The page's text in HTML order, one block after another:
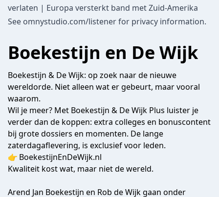
verlaten | Europa versterkt band met Zuid-Amerika
See omnystudio.com/listenerfor privacy information.
Boekestijn en De Wijk
Boekestijn & De Wijk: op zoek naar de nieuwe
wereldorde. Niet alleen wat er gebeurt, maar vooral
waarom.
Wil je meer? Met Boekestijn & De Wijk Plus luister je
verder dan de koppen: extra colleges en bonuscontent
bij grote dossiers en momenten. De lange
zaterdagaflevering, is exclusief voor leden.
👉 BoekestijnEnDeWijk.nl
Kwaliteit kost wat, maar niet de wereld.
Arend Jan Boekestijn en Rob de Wijk gaan onder